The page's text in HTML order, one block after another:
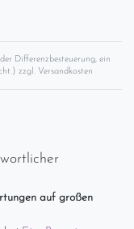
Differenzbesteuerung, ein
zzgl. Versandkosten
auf großen